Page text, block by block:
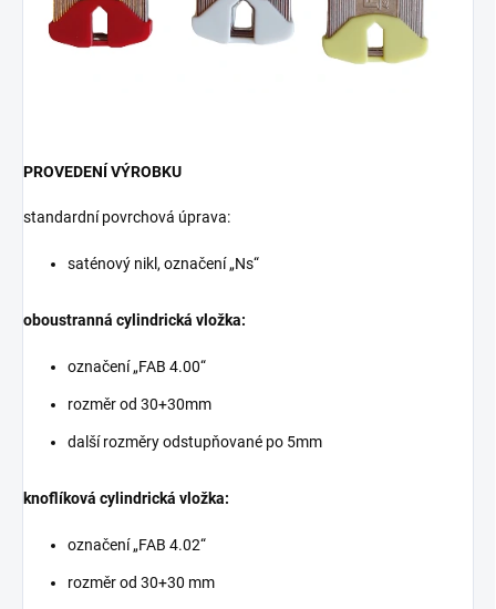
PROVEDENÍ VÝROBKU
standardní povrchová úprava:
saténový nikl, označení „Ns“
oboustranná cylindrická vložka:
označení „FAB 4.00“
rozměr od 30+30mm
další rozměry odstupňované po 5mm
knoflíková cylindrická vložka:
označení „FAB 4.02“
rozměr od 30+30 mm